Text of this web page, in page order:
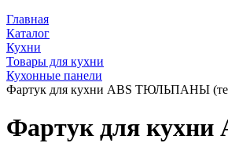
Главная
Каталог
Кухни
Товары для кухни
Кухонные панели
Фартук для кухни ABS ТЮЛЬПАНЫ
Фартук для